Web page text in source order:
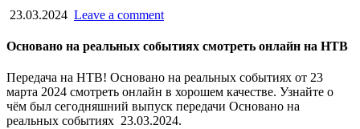
23.03.2024 Leave a comment
Основано на реальных событиях смотреть онлайн на НТВ
Передача на НТВ! Основано на реальных событиях от 23
марта 2024 смотреть онлайн в хорошем качестве. Узнайте о
чём был сегодняшний выпуск передачи Основано на
реальных событиях 23.03.2024.